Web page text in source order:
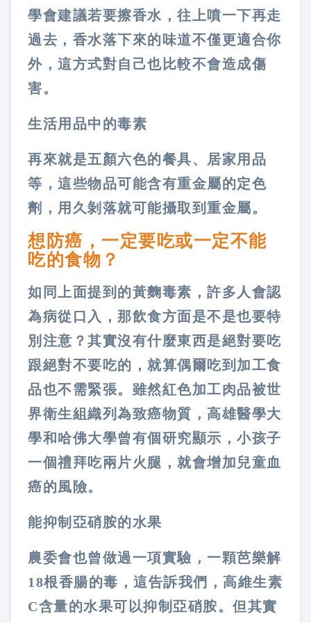
學會建議若要擦香水，往上噴一下再走
過去，香水落下來的味道不僅更適合你
外，這方式對自己也比較不會造成傷
害。
生活用品中的毒素
再來就是五顏六色的餐具、居家用品
等，這些物品可能含有重金屬的定色
劑，用久剝落就可能攝取到重金屬。
想防癌，一定要吃或一定不能
吃的食物？
如同上面提到的黃麴毒素，許多人會認
為病從口入，那飲食方面是不是也要特
別注意？其實沒有什麼東西是絕對要吃
跟絕對不要吃的，就算偶爾吃到加工食
品也不需緊張。雖然紅色加工肉品被世
界衛生組織列為致癌物質，高雄醫學大
學和哈佛大學曾有個研究顯示，小孩子
一個禮拜吃兩片火腿，就會增加兒童血
癌的風險。
能抑制亞硝胺的水果
農委會也曾做過一項實驗，一顆芭樂解
18根香腸的毒，這告訴我們，高維生素
C含量的水果可以抑制亞硝胺。但其實